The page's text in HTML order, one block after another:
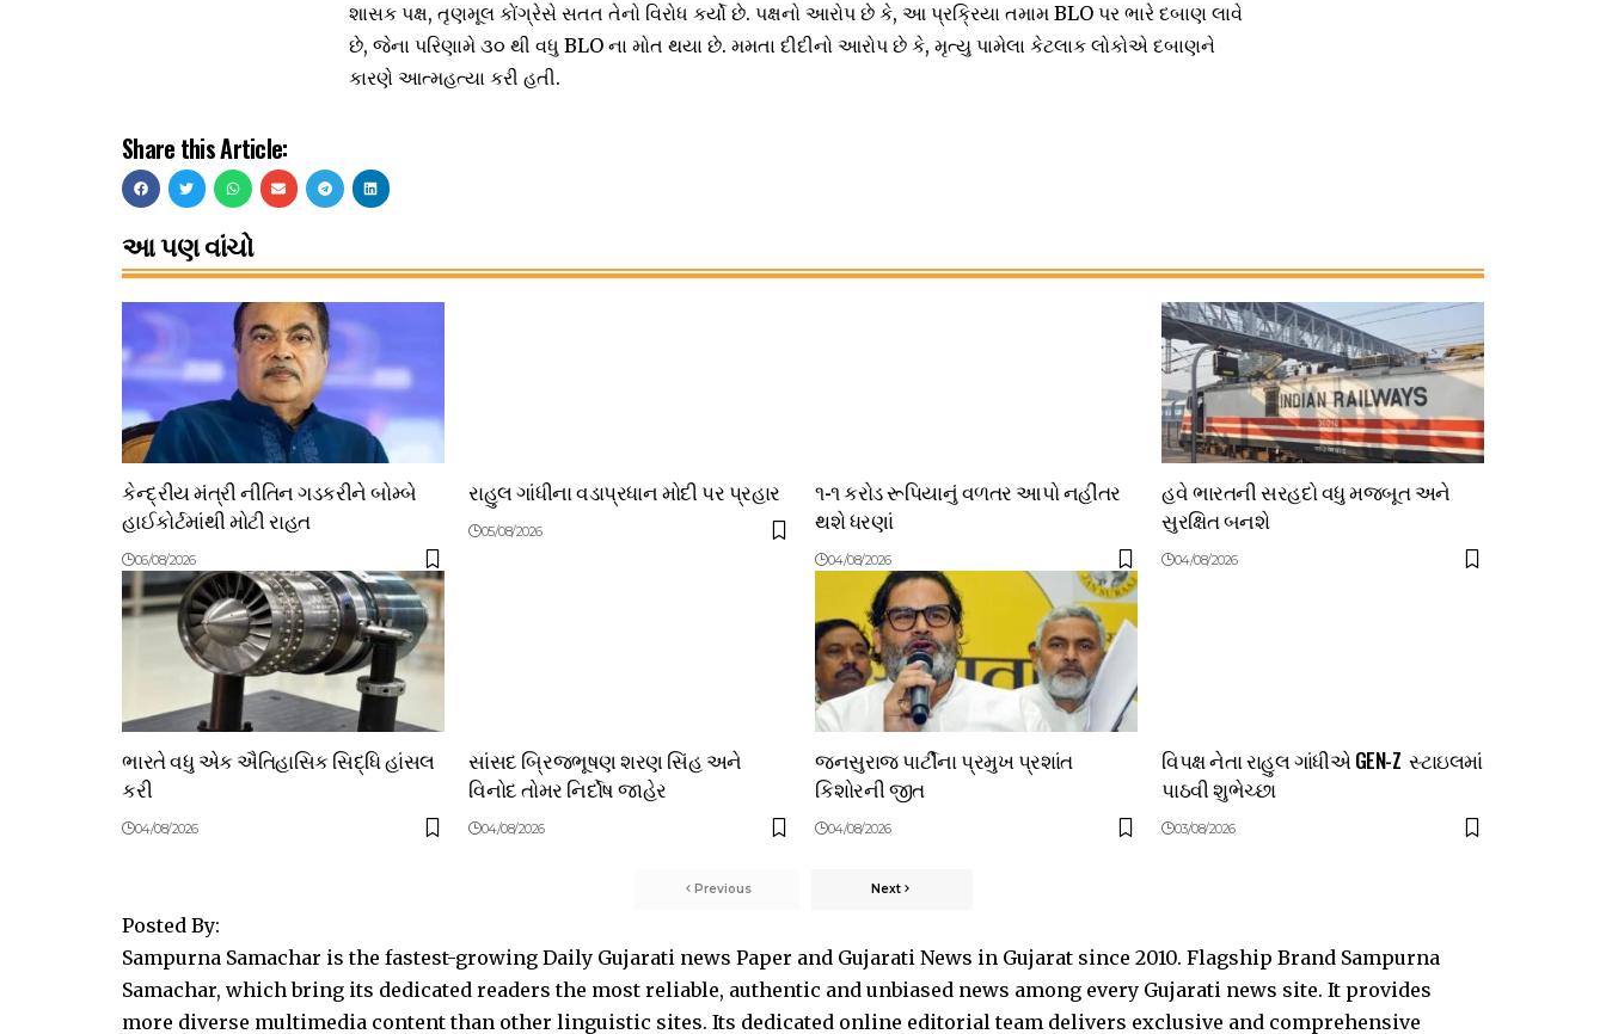
શાસક પક્ષ, તૃણમૂલ કોંગ્રેસે સતત તેનો વિરોધ કર્યો છે. પક્ષનો આરોપ છે કે, આ પ્રક્રિયા તમામ BLO પર ભારે દબાણ લાવે
છે, જેના પરિણામે ૩૦ થી વધુ BLO ના મોત થયા છે. મમતા દીદીનો આરોપ છે કે, મૃત્યુ પામેલા કેટલાક લોકોએ દબાણને
કારણે આત્મહત્યા કરી હતી.
Share this Article:
આ પણ વાંચો
કેન્દ્રીય મંત્રી નીતિન ગડકરીને બોમ્બે
હાઈકોર્ટમાંથી મોટી રાહત
06/08/2026
રાહુલ ગાંધીના વડાપ્રધાન મોદી પર પ્રહાર
05/08/2026
૧-૧ કરોડ રૂપિયાનું વળતર આપો નહીંતર
થશે ધરણાં
04/08/2026
હવે ભારતની સરહદો વધુ મજબૂત અને
સુરક્ષિત બનશે
04/08/2026
ભારતે વધુ એક ઐતિહાસિક સિદ્ધિ હાંસલ
કરી
04/08/2026
સાંસદ બ્રિજભૂષણ શરણ સિંહ અને
વિનોદ તોમર નિર્દોષ જાહેર
04/08/2026
જનસુરાજ પાર્ટીના પ્રમુખ પ્રશાંત
કિશોરની જીત
04/08/2026
વિપક્ષ નેતા રાહુલ ગાંધીએ GEN-Z સ્ટાઇલમાં
પાઠવી શુભેચ્છા
03/08/2026
Previous Next
Posted By:
Sampurna Samachar is the fastest-growing Daily Gujarati news Paper and Gujarati News in Gujarat since 2010. Flagship Brand Sampurna
Samachar, which bring its dedicated readers the most reliable, authentic and unbiased news among every Gujarati news site. It provides
more diverse multimedia content than other linguistic sites. Its dedicated online editorial team delivers exclusive and comprehensive